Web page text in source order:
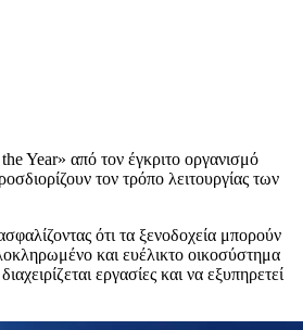
Year» από τον έγκριτο οργανισμό
τον τρόπο λειτουργίας των
ότι τα ξενοδοχεία μπορούν
και ευέλικτο οικοσύστημα
εργασίες και να εξυπηρετεί